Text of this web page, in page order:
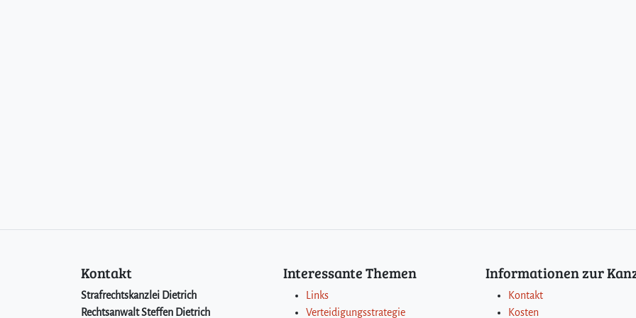
Kontakt
Strafrechtskanzlei Dietrich
Rechtsanwalt Steffen Dietrich
Interessante Themen
Links
Verteidigungsstrategie
Informationen zur
Kontakt
Kosten